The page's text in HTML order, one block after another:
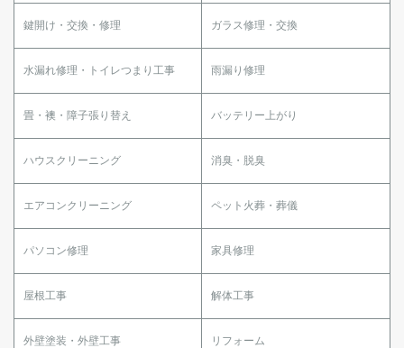
鍵開け・交換・修理 ガラス修理・交換
水漏れ修理・トイレつまり工事 雨漏り修理
畳・襖・障子張り替え バッテリー上がり
ハウスクリーニング 消臭・脱臭
エアコンクリーニング ペット火葬・葬儀
パソコン修理 家具修理
屋根工事 解体工事
外壁塗装・外壁工事 リフォーム